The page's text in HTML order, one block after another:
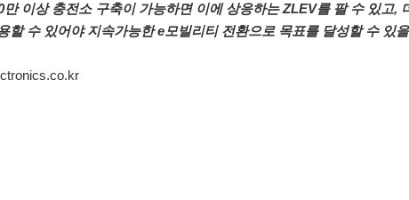
이상 충전소 구축이 가능하면 이에 상응하는 ZLEV를 팔 수 있고,
할 수 있어야 지속가능한 e모빌리티 전환으로 목표를 달성할 수 있